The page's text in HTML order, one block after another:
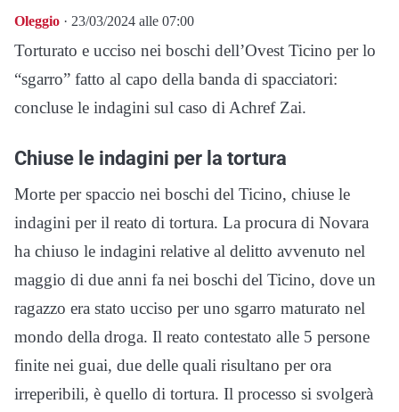
Oleggio · 23/03/2024 alle 07:00
Torturato e ucciso nei boschi dell’Ovest Ticino per lo
“sgarro” fatto al capo della banda di spacciatori:
concluse le indagini sul caso di Achref Zai.
Chiuse le indagini per la tortura
Morte per spaccio nei boschi del Ticino, chiuse le
indagini per il reato di tortura. La procura di Novara
ha chiuso le indagini relative al delitto avvenuto nel
maggio di due anni fa nei boschi del Ticino, dove un
ragazzo era stato ucciso per uno sgarro maturato nel
mondo della droga. Il reato contestato alle 5 persone
finite nei guai, due delle quali risultano per ora
irreperibili, è quello di tortura. Il processo si svolgerà